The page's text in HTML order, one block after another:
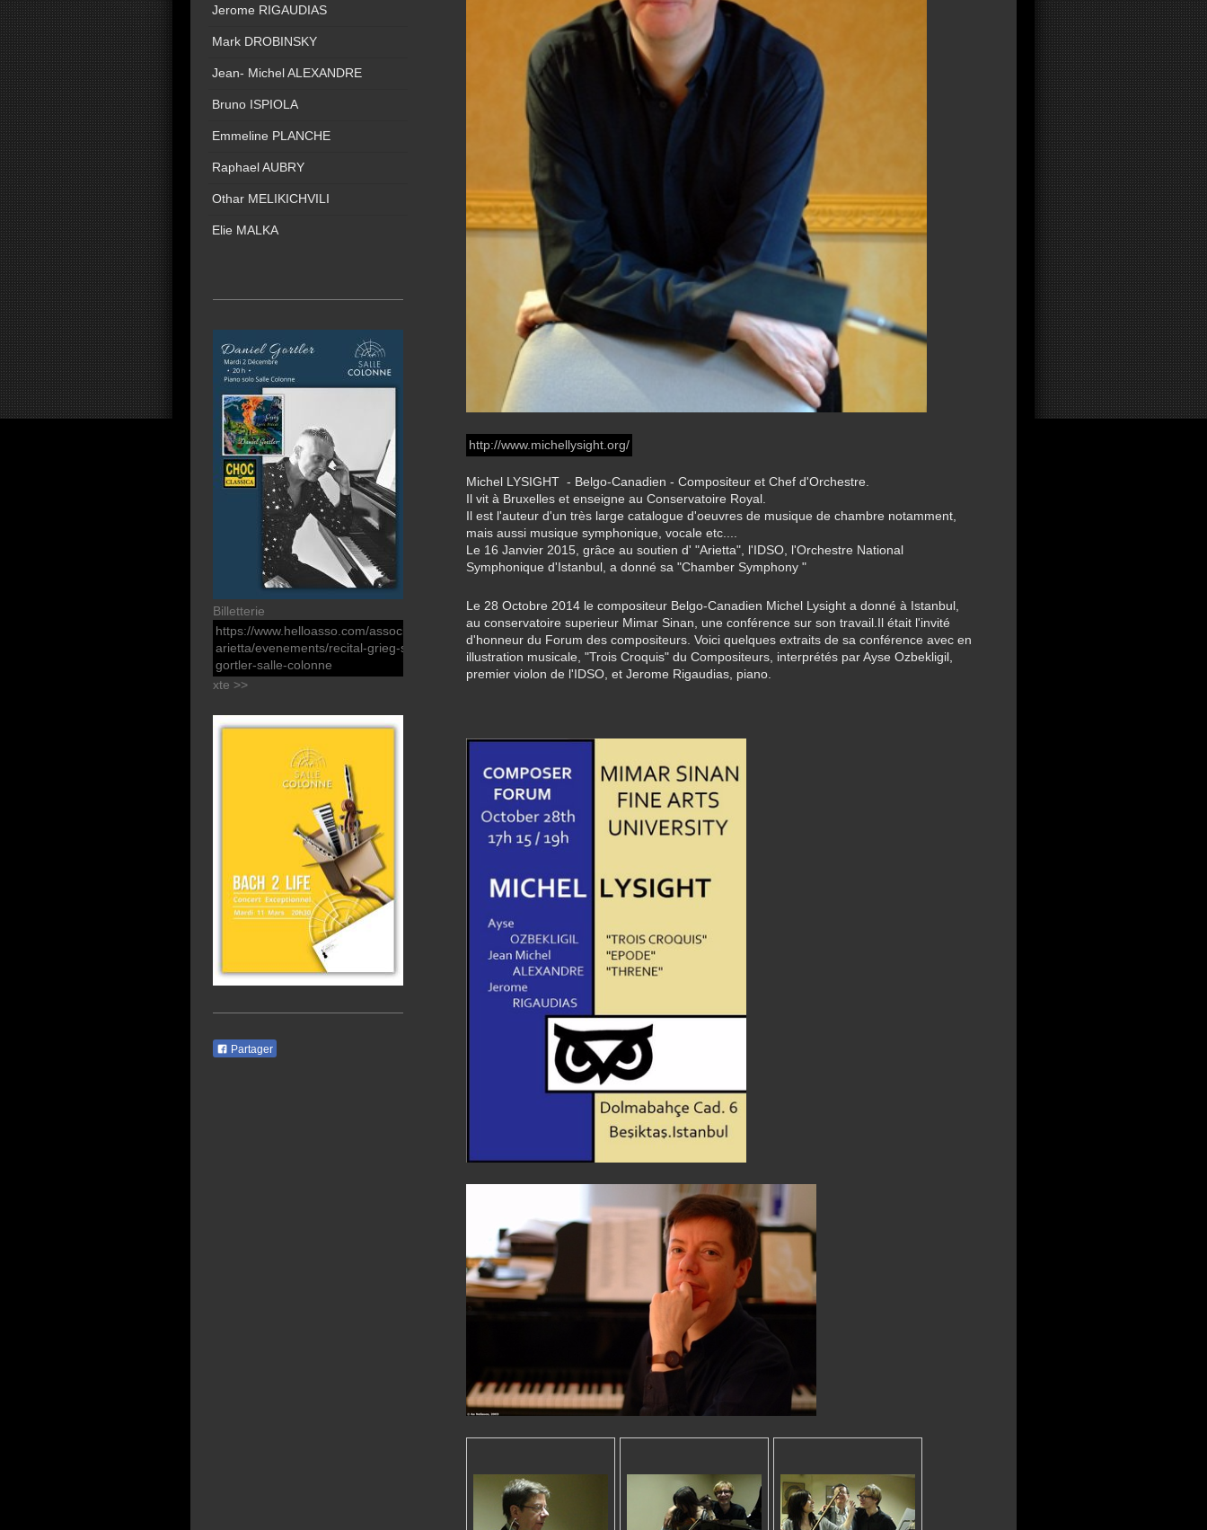
http://www.michellysight.org/
Michel LYSIGHT - Belgo-Canadien - Compositeur et Chef d'Orchestre.
Il vit à Bruxelles et enseigne au Conservatoire Royal.
Il est l'auteur d'un très large catalogue d'oeuvres de musique de chambre notamment,
mais aussi musique symphonique, vocale etc....
Le 16 Janvier 2015, grâce au soutien d' "Arietta", l'IDSO, l'Orchestre National
Symphonique d'Istanbul, a donné sa "Chamber Symphony "
Le 28 Octobre 2014 le compositeur Belgo-Canadien Michel Lysight a donné à Istanbul,
au conservatoire superieur Mimar Sinan, une conférence sur son travail.Il était l'invité
d'honneur du Forum des compositeurs. Voici quelques extraits de sa conférence avec en
illustration musicale, "Trois Croquis" du Compositeurs, interprétés par Ayse Ozbekligil,
premier violon de l'IDSO, et Jerome Rigaudias, piano.
Jerome RIGAUDIAS
Mark DROBINSKY
Jean- Michel ALEXANDRE
Bruno ISPIOLA
Emmeline PLANCHE
Raphael AUBRY
Othar MELIKICHVILI
Elie MALKA
Billetterie
https://www.helloasso.com/associations/ensemble-
arietta/evenements/recital-grieg-schumann-daniel-
gortler-salle-colonne
xte >>
Partager